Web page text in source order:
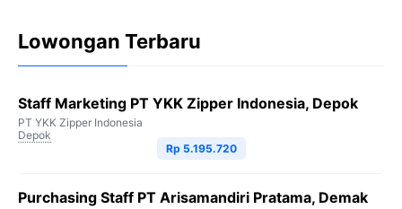
Lowongan Terbaru
Staff Marketing PT YKK Zipper Indonesia, Depok
PT YKK Zipper Indonesia
Depok
Rp 5.195.720
Purchasing Staff PT Arisamandiri Pratama, Demak